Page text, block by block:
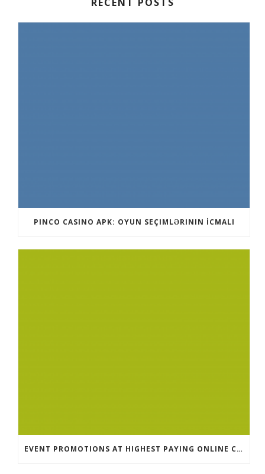
PINCO CASINO APK: OYUN SEÇIMLƏRININ İCMALI
EVENT PROMOTIONS AT HIGHEST PAYING ONLINE CASINOS WITH BEST RTP